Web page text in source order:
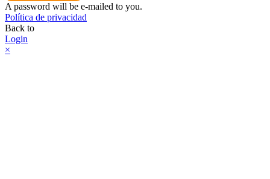
A password will be e-mailed to you.
Política de privacidad
Back to
Login
×